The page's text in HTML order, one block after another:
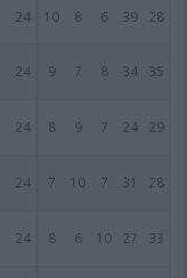
24 10 8 6 39 28
24 9 7 8 34 35
24 8 9 7 24 29
24 7 10 7 31 28
24 8 6 10 27 33